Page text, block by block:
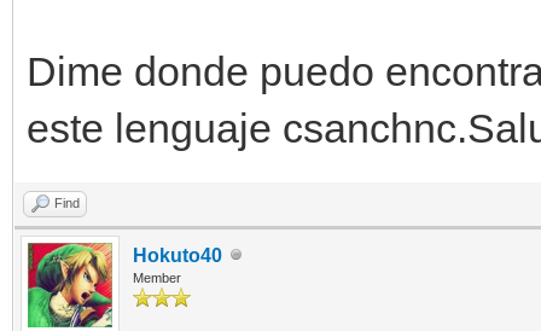
Dime donde puedo
este lenguaje
Find
Hokuto40
Member